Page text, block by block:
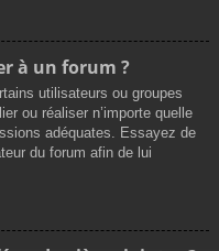
à un forum ?
utilisateurs ou groupes
ou réaliser n’importe quelle
adéquates. Essayez de
du forum afin de lui